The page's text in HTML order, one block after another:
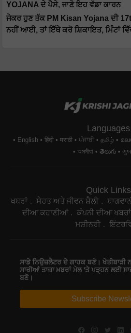
YOJANA ਦੇ ਪੈਸੇ, ਜਾਣੋ ਇਹ ਵੱਡਾ ਕਾਰਨ
ਜੇਕਰ ਹੁਣ ਤੱਕ PM Kisan Yojana ਦੀ
ਨਹੀਂ ਆਈ, ਤਾਂ ਇੱਥੇ ਕਰੋ ਸ਼ਿਕਾਇਤ, ਮਿੰਟਾਂ
Languages
English हिंदी मराठी ਪੰਜਾਬੀ தமிழ்
অসমীয়া
తెలుగు
Quick Links
ਖਬਰਾਂ ਸੇਹਤ ਅਤੇ ਜੀਵਨ ਸ਼ੈਲੀ
ਦੀਆ ਕਹਾਣੀਆਂ
ਕੰਪਨੀ ਦੀਆ ਖਬਰਾਂ
ਮਸ਼ੀਨਰੀ
ਸਾਡੇ ਨਿਉਜ਼ਲੈਟਰ ਦੇ ਗਾਹਕ ਬਣੋ।
ਸਾਰੀਆਂ ਤਾਜ਼ਾ ਖ਼ਬਰਾਂ ਮੇਲ 'ਤੇ ਪੜ੍ਹਨ ਲਈ
ਬਣੋ।
Subscribe